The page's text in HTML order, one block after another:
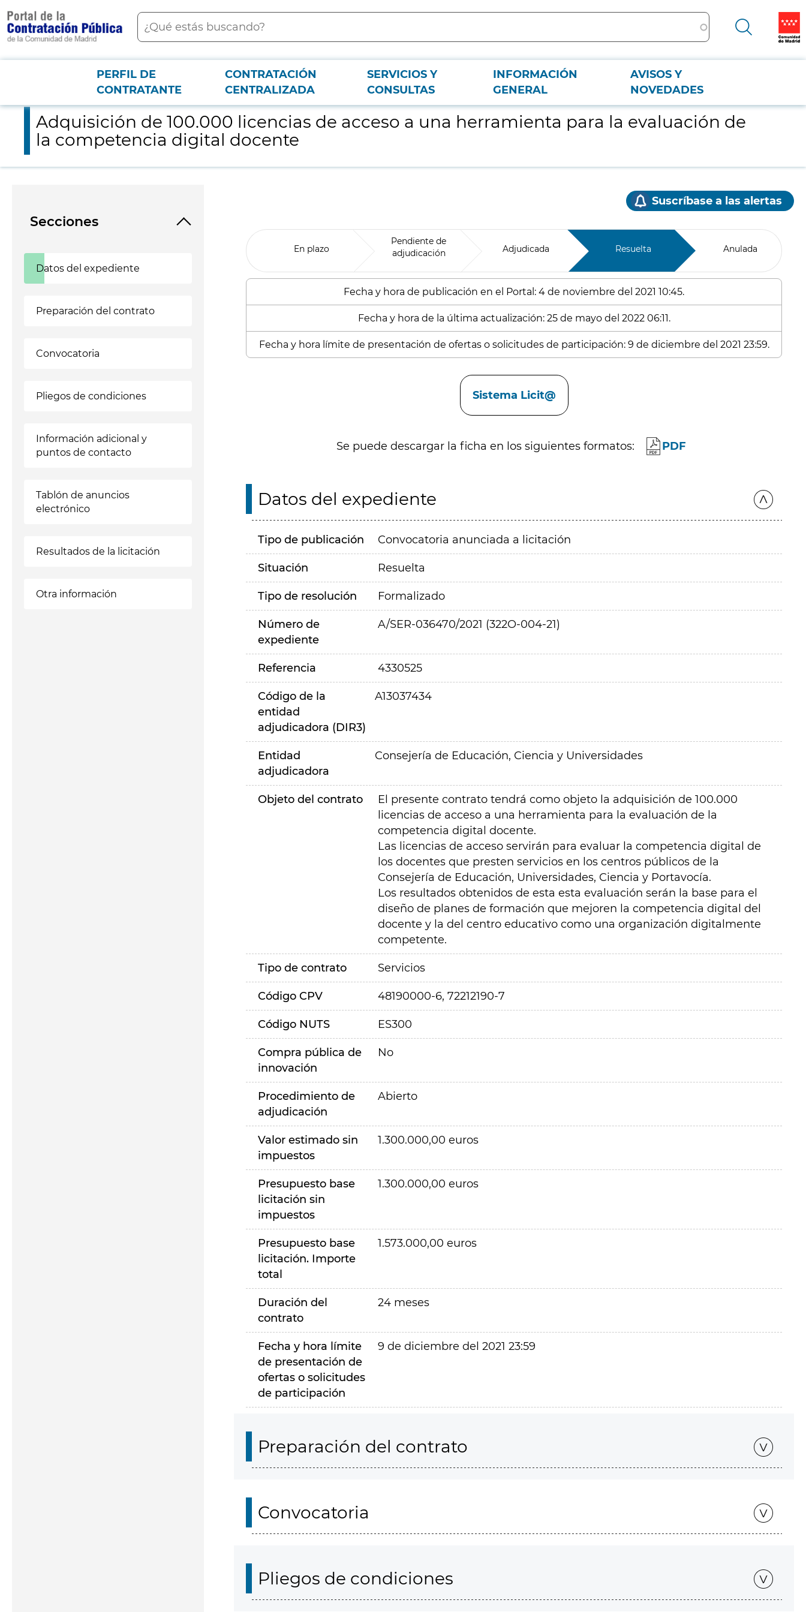
contenido
principal
Buscar
Menú PCON
PERFIL DE
CONTRATANTE
CONTRATACIÓN
CENTRALIZADA
SERVICIOS Y
CONSULTAS
INFORMACIÓN
GENERAL
AVISOS Y
NOVEDADES
Adquisición de 100.000 licencias de acceso a una herramienta para la evaluación de la competencia digital docente
Adquisición de 100.000 licencias de acceso a una herramienta para la evaluación de
la competencia digital docente
Secciones
Datos del expediente
Preparación del contrato
Convocatoria
Pliegos de condiciones
Información adicional y
puntos de contacto
Tablón de anuncios
electrónico
Resultados de la licitación
Otra información
Suscríbase a las alertas
En plazo
Pendiente de
adjudicación
Adjudicada Resuelta Anulada
Fecha y hora de publicación en el Portal: 4 de noviembre del 2021 10:45.
Fecha y hora de la última actualización: 25 de mayo del 2022 06:11.
Fecha y hora límite de presentación de ofertas o solicitudes de participación: 9 de diciembre del 2021 23:59.
Sistema Licit@
Se puede descargar la ficha en los siguientes formatos: PDF
Datos del expediente
Tipo de publicación Convocatoria anunciada a licitación
Situación Resuelta
Tipo de resolución Formalizado
Número de
expediente
A/SER-036470/2021 (322O-004-21)
Referencia 4330525
Código de la
entidad
adjudicadora (DIR3)
A13037434
Entidad
adjudicadora
Consejería de Educación, Ciencia y Universidades
Objeto del contrato El presente contrato tendrá como objeto la adquisición de 100.000
licencias de acceso a una herramienta para la evaluación de la
competencia digital docente.
Las licencias de acceso servirán para evaluar la competencia digital de
los docentes que presten servicios en los centros públicos de la
Consejería de Educación, Universidades, Ciencia y Portavocía.
Los resultados obtenidos de esta esta evaluación serán la base para el
diseño de planes de formación que mejoren la competencia digital del
docente y la del centro educativo como una organización digitalmente
competente.
Tipo de contrato Servicios
Código CPV 48190000-6, 72212190-7
Código NUTS ES300
Compra pública de
innovación
No
Procedimiento de
adjudicación
Abierto
Valor estimado sin
impuestos
1.300.000,00 euros
Presupuesto base
licitación sin
impuestos
1.300.000,00 euros
Presupuesto base
licitación. Importe
total
1.573.000,00 euros
Duración del
contrato
24 meses
Fecha y hora límite
de presentación de
ofertas o solicitudes
de participación
9 de diciembre del 2021 23:59
Preparación del contrato
Convocatoria
Pliegos de condiciones